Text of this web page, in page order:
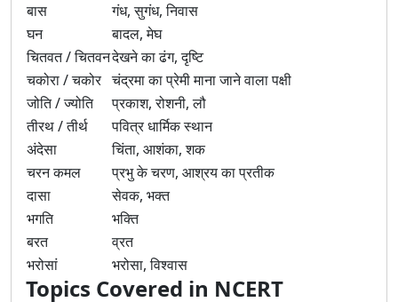
बास
गंध, सुगंध, निवास
घन
बादल, मेघ
चितवत / चितवनदेखने का ढंग, दृष्टि
चकोरा / चकोर चंद्रमा का प्रेमी माना जाने वाला पक्षी
जोति / ज्योति
प्रकाश, रोशनी, लौ
तीरथ / तीर्थ
पवित्र धार्मिक स्थान
अंदेसा
चिंता, आशंका, शक
चरन कमल
प्रभु के चरण, आश्रय का प्रतीक
दासा
सेवक, भक्त
भगति
भक्ति
बरत
व्रत
भरोसां
भरोसा, विश्वास
Topics Covered in NCERT